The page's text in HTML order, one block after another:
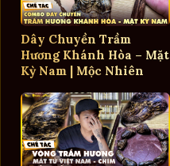
Dây Chuyền Trầm
Hương Khánh Hòa – Mặt
Kỳ Nam | Mộc Nhiên